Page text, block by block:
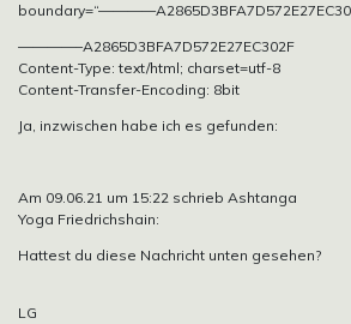
————–A2865D3BFA7D572E27EC302F
Content-Type: text/html; charset=utf-8
Content-Transfer-Encoding: 8bit
Ja, inzwischen habe ich es gefunden:
Am 09.06.21 um 15:22 schrieb Ashtanga
Yoga Friedrichshain:
Hattest du diese Nachricht unten gesehen?
LG